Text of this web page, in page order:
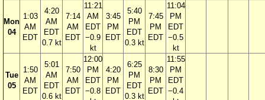
Mon
04
1:03
AM
EDT
4:20
AM
EDT
0.7 kt
7:14
AM
EDT
11:21
AM
EDT
−0.9
kt
3:45
PM
EDT
5:40
PM
EDT
0.3 kt
7:45
PM
EDT
11:04
PM
EDT
−0.5
kt
Tue
05
1:50
AM
EDT
5:01
AM
EDT
0.6 kt
7:50
AM
EDT
12:00
PM
EDT
−0.8
4:20
PM
EDT
6:25
PM
EDT
0.3 kt
8:30
PM
EDT
11:55
PM
EDT
−0.4